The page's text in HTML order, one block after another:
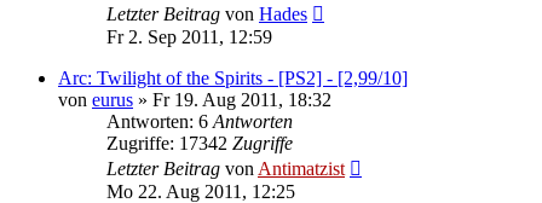
Letzter Beitrag von Hades
Fr 2. Sep 2011, 12:59
Arc: Twilight of the Spirits - [PS2] - [2,99/10]
von eurus » Fr 19. Aug 2011, 18:32
Antworten: 6 Antworten
Zugriffe: 17342 Zugriffe
Letzter Beitrag von Antimatzist
Mo 22. Aug 2011, 12:25